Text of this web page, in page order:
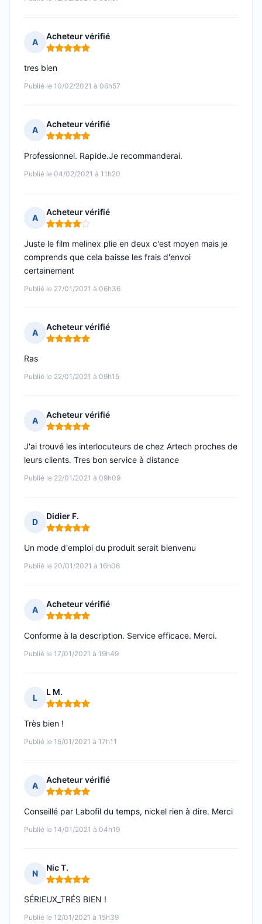
A
Acheteur vérifié
Note : 5 sur 5
Publié le 10/02/2021 à 06h57
tres bien
A
Acheteur vérifié
Note : 5 sur 5
Publié le 04/02/2021 à 11h20
Professionnel. Rapide.Je recommanderai.
A
Acheteur vérifié
Note : 4 sur 5
Publié le 27/01/2021 à 06h36
Juste le film melinex plie en deux c'est moyen mais je
comprends que cela baisse les frais d'envoi
certainement
A
Acheteur vérifié
Note : 5 sur 5
Publié le 22/01/2021 à 09h15
Ras
A
Acheteur vérifié
Note : 5 sur 5
Publié le 22/01/2021 à 09h09
J'ai trouvé les interlocuteurs de chez Artech proches de
leurs clients. Tres bon service à distance
D
Didier F.
Note : 5 sur 5
Publié le 20/01/2021 à 16h06
Un mode d'emploi du produit serait bienvenu
A
Acheteur vérifié
Note : 5 sur 5
Publié le 17/01/2021 à 19h49
Conforme à la description. Service efficace. Merci.
L
L M.
Note : 5 sur 5
Publié le 15/01/2021 à 17h11
Très bien !
A
Acheteur vérifié
Note : 5 sur 5
Publié le 14/01/2021 à 04h19
Conseillé par Labofil du temps, nickel rien à dire. Merci
N
Nic T.
Note : 5 sur 5
Publié le 12/01/2021 à 15h39
SÉRIEUX_TRÉS BIEN !